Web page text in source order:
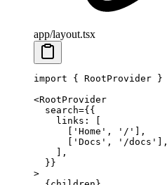
app/layout.tsx
import { RootProvider }
<RootProvider
  search
={{
    links: [
      [
'Home' , '/' ],
      [
'Docs' , '/docs' ],
    ],
  }}
>